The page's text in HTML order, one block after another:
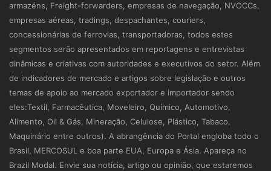
armazéns, Freight-forwarders, empresas de navegação, NVOCCs,
empresas aéreas, tradings, despachantes, couriers,
concessionárias de ferrovias, transportadoras, todos estes
segmentos serão apresentados em reportagens e entrevistas
dinâmicas e criativas com autoridades e executivos do setor. Além
de indicadores de mercado e artigos sobre legislação e outros
temas de apoio ao mercado exportador e importador sendo
eles:Textil, Farmacêutica, Moveleiro, Químico, Automotivo,
Alimento, Oil & Gás, Mineração, Celulose, Plástico, Tabaco,
Maquinário entre outros). A abrangência do Portal engloba todo o
Brasil, MERCOSUL e boa parte EUA, Europa e Ásia. Apareça no
Brazil Modal. Envie sua notícia, artigo ou opinião, que estaremos